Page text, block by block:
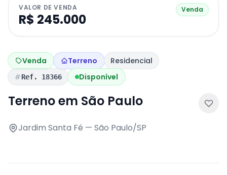
VALOR DE VENDA
R$ 245.000
Venda
Venda Terreno Residencial
Ref. 18366 Disponível
Terreno em São Paulo
Jardim Santa Fé — São Paulo/SP